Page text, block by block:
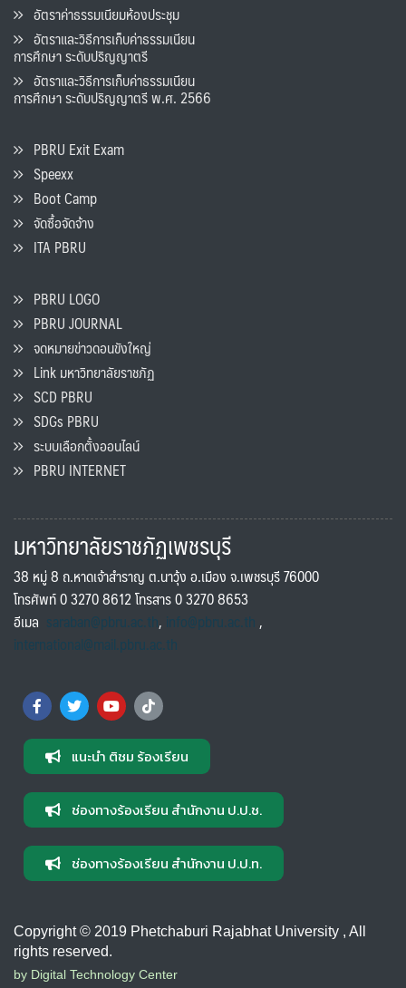
อัตราค่าธรรมเนียมห้องประชุม
อัตราและวิธีการเก็บค่าธรรมเนียน
การศึกษา ระดับปริญญาตรี
อัตราและวิธีการเก็บค่าธรรมเนียน
การศึกษา ระดับปริญญาตรี พ.ศ. 2566
PBRU Exit Exam
Speexx
Boot Camp
จัดซื้อจัดจ้าง
ITA PBRU
PBRU LOGO
PBRU JOURNAL
จดหมายข่าวดอนขังใหญ่
Link มหาวิทยาลัยราชภัฏ
SCD PBRU
SDGs PBRU
ระบบเลือกตั้งออนไลน์
PBRU INTERNET
มหาวิทยาลัยราชภัฏเพชรบุรี
38 หมู่ 8 ถ.หาดเจ้าสำราญ ต.นาวุ้ง อ.เมือง จ.เพชรบุรี 76000
โทรศัพท์ 0 3270 8612 โทรสาร 0 3270 8653
อีเมล saraban@pbru.ac.th, info@pbru.ac.th,
international@mail.pbru.ac.th
แนะนำ ติชม ร้องเรียน
ช่องทางร้องเรียน สำนักงาน ป.ป.ช.
ช่องทางร้องเรียน สำนักงาน ป.ป.ท.
Copyright © 2019 Phetchaburi Rajabhat University , All
rights reserved.
by Digital Technology Center